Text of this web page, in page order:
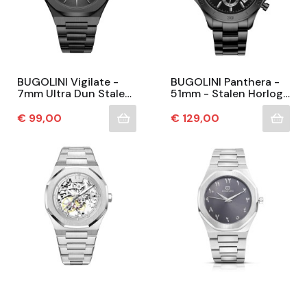
BUGOLINI Vigilate -
7mm Ultra Dun Stalen
Horloge – MIYOTA
Quartz Uurwerk –
Waterdicht –...
Prijs
€ 99,00
BUGOLINI Panthera -
51mm - Stalen Horloge
– Chrono Watch -
MIYOTA Quartz
Uurwerk – Waterdicht
Prijs
€ 129,00